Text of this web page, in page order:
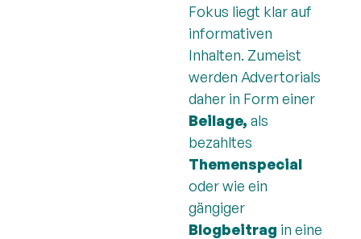
Fokus liegt klar auf
informativen
Inhalten. Zumeist
werden Advertorials
daher in Form einer
Beilage, als
bezahltes
Themenspecial
oder wie ein
gängiger
Blogbeitrag in eine